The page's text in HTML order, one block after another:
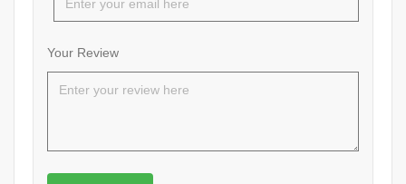
Your Review